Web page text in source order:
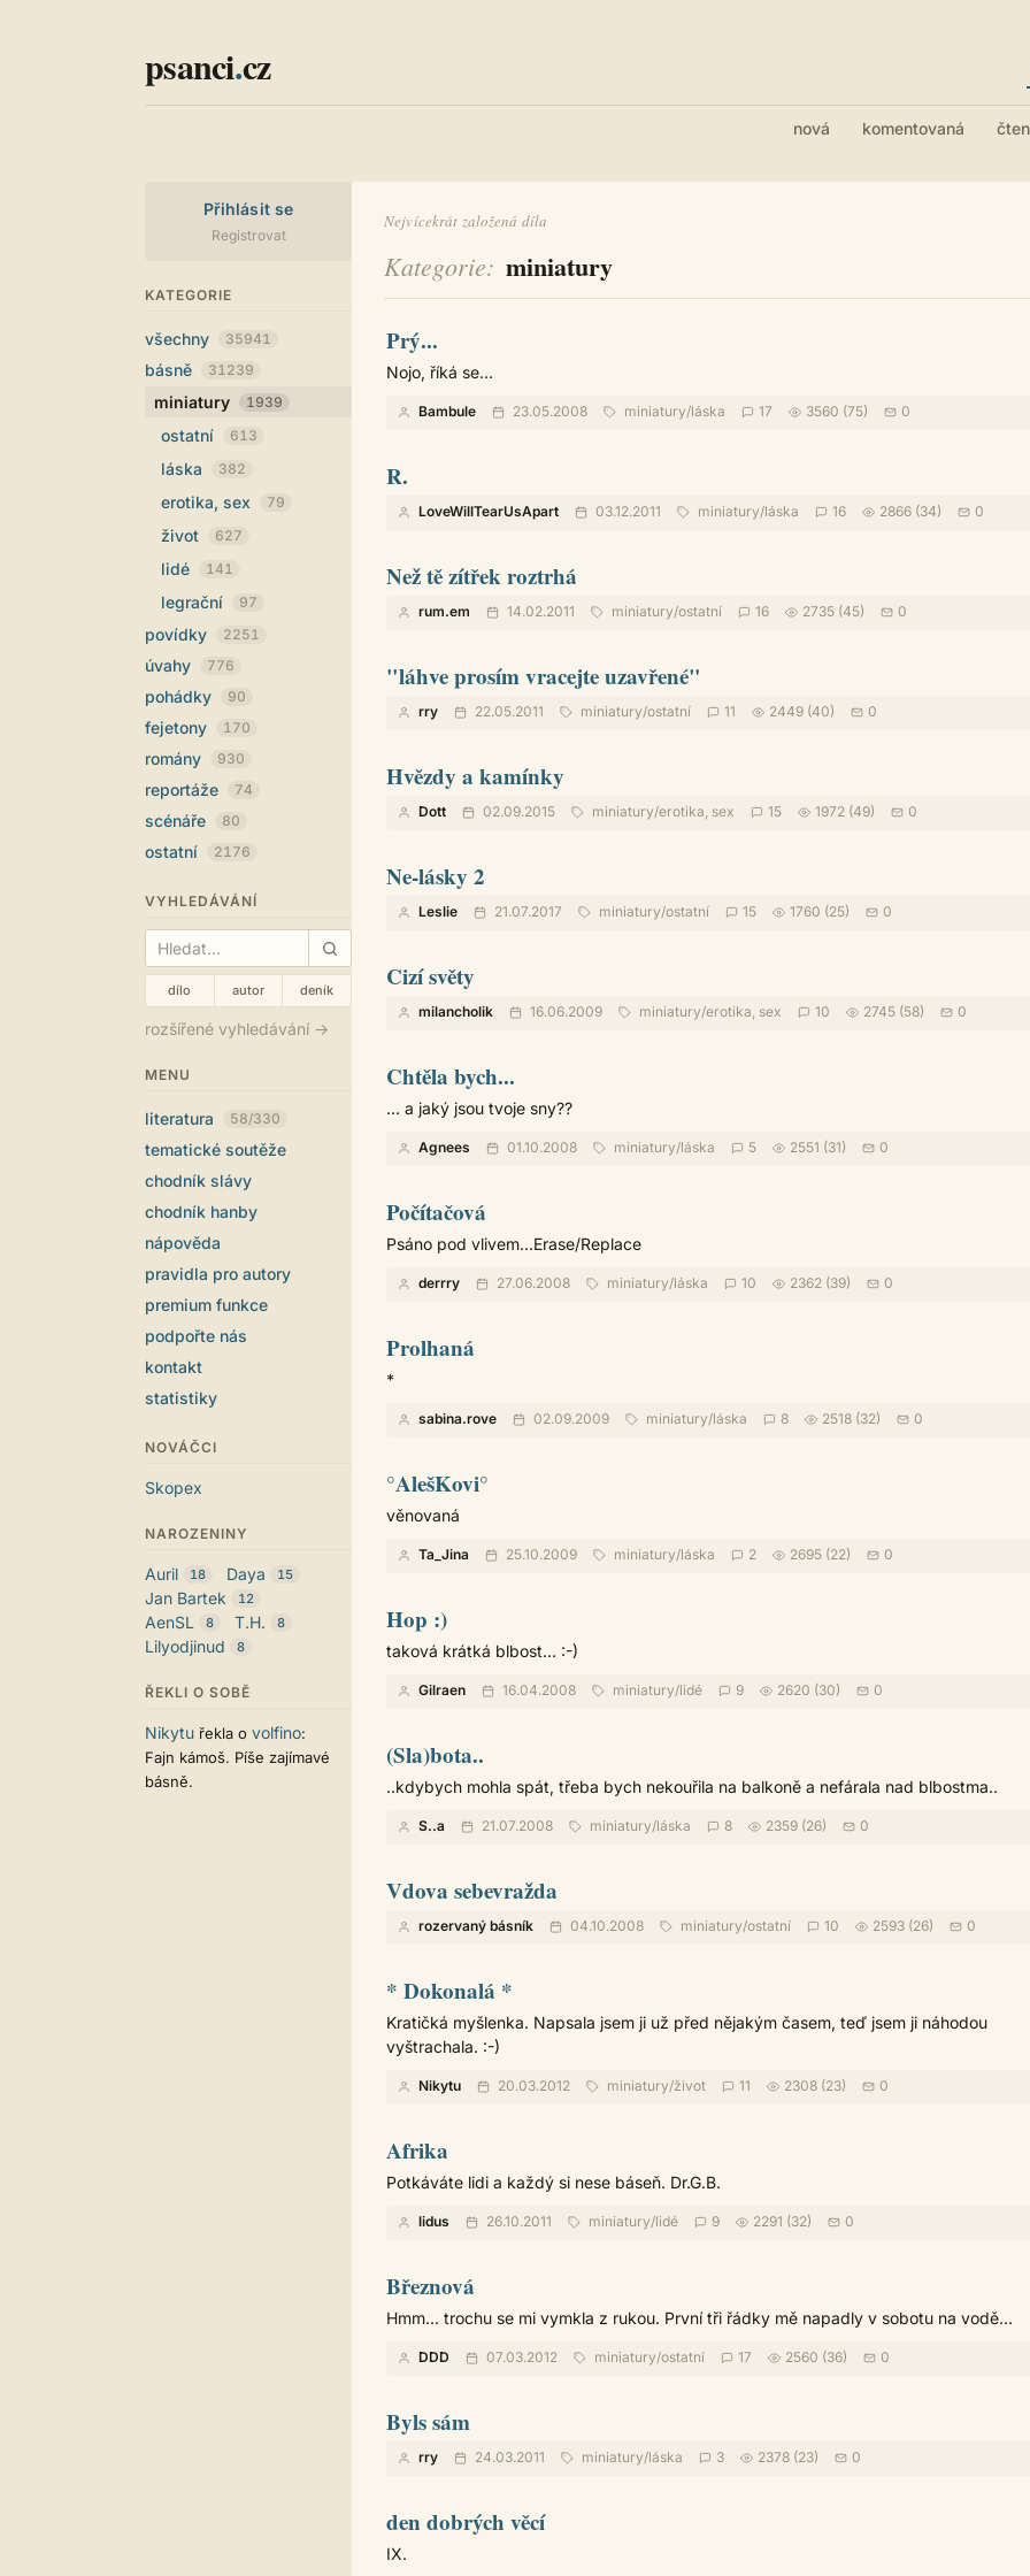
psanci.cz
nová komentovaná
Přihlásit se
Registrovat
KATEGORIE
všechny 35941
básně 31239
miniatury 1939
ostatní 613
láska 382
erotika, sex 79
život 627
lidé 141
legrační 97
povídky 2251
úvahy 776
pohádky 90
fejetony 170
romány 930
reportáže 74
scénáře 80
ostatní 2176
VYHLEDÁVÁNÍ
dílo autor deník
rozšířené vyhledávání →
MENU
literatura 58/330
tematické soutěže
chodník slávy
chodník hanby
nápověda
pravidla pro autory
premium funkce
podpořte nás
kontakt
statistiky
NOVÁČCI
Skopex
NAROZENINY
Auril 18 Daya 15
Jan Bartek 12
AenSL 8 T.H. 8
Lilyodjinud 8
ŘEKLI O SOBĚ
Nikytu řekla o volfino:
Fajn kámoš. Píše zajímavé
básně.
Nejvícekrát založená díla
Kategorie miniatury
Prý...
Nojo, říká se...
Bambule 23.05.2008 miniatury/láska 17 3560 (75) 0
R.
LoveWillTearUsApart 03.12.2011 miniatury/láska 16 2866 (34) 0
Než tě zítřek roztrhá
rum.em 14.02.2011 miniatury/ostatní 16 2735 (45) 0
"láhve prosím vracejte uzavřené"
rry 22.05.2011 miniatury/ostatní 11 2449 (40) 0
Hvězdy a kamínky
Dott 02.09.2015 miniatury/erotika, sex 15 1972 (49) 0
Ne-lásky 2
Leslie 21.07.2017 miniatury/ostatní 15 1760 (25) 0
Cizí světy
milancholik 16.06.2009 miniatury/erotika, sex 10 2745 (58) 0
Chtěla bych...
... a jaký jsou tvoje sny??
Agnees 01.10.2008 miniatury/láska 5 2551 (31) 0
Počítačová
Psáno pod vlivem...Erase/Replace
derrry 27.06.2008 miniatury/láska 10 2362 (39) 0
Prolhaná
*
sabina.rove 02.09.2009 miniatury/láska 8 2518 (32) 0
°AlešKovi°
věnovaná
Ta_Jina 25.10.2009 miniatury/láska 2 2695 (22) 0
Hop :)
taková krátká blbost... :-)
Gilraen 16.04.2008 miniatury/lidé 9 2620 (30) 0
(Sla)bota..
..kdybych mohla spát, třeba bych nekouřila na balkoně a nefárala nad blbostma..
S..a 21.07.2008 miniatury/láska 8 2359 (26) 0
Vdova sebevražda
rozervaný básník 04.10.2008 miniatury/ostatní 10 2593 (26) 0
* Dokonalá *
Kratičká myšlenka. Napsala jsem ji už před nějakým časem, teď jsem ji náhodou
vyštrachala. :-)
Nikytu 20.03.2012 miniatury/život 11 2308 (23) 0
Afrika
Potkáváte lidi a každý si nese báseň. Dr.G.B.
lidus 26.10.2011 miniatury/lidé 9 2291 (32) 0
Březnová
Hmm... trochu se mi vymkla z rukou. První tři řádky mě napadly v sobotu na vodě...
DDD 07.03.2012 miniatury/ostatní 17 2560 (36) 0
Byls sám
rry 24.03.2011 miniatury/láska 3 2378 (23) 0
den dobrých věcí
IX.